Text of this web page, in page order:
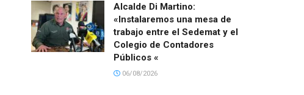
Alcalde Di Martino:
«Instalaremos una mesa de
trabajo entre el Sedemat y el
Colegio de Contadores
Públicos «
06/08/2026